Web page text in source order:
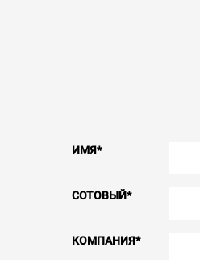
ИМЯ*
СОТОВЫЙ*
КОМПАНИЯ*